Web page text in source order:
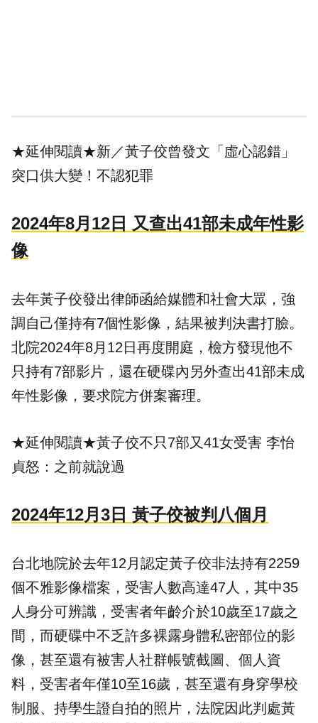
★延伸閱讀★新／黃子佼曾發文「虛心認錯」
突口供大變！不認犯罪
2024年8月12日 又查出41部未成年性影
像
去年黃子佼發出律師函給媒體和社會大眾，強
調自己僅持有7個性影像，結果被判決書打臉。
北院2024年8月12日再度開庭，檢方發現他不
只持有7部影片，還在硬碟內另外查出41部未成
年性影像，要求院方併案審理。
★延伸閱讀★黃子佼不只7部又41女受害 李怡
貞怒：之前就說過
2024年12月3日 黃子佼被判八個月
台北地院於去年12月認定黃子佼非法持有2259
個不雅影像檔案，受害人數高達47人，其中35
人身分可辨識，受害者年齡介於10歲至17歲之
間，而硬碟中不乏許多裸露身體私密部位的影
像，甚至還有被害人社群帳號截圖、個人資
料，受害者年僅10至16歲，甚至還有身穿學校
制服、持學生證自拍的照片，法院因此判處黃